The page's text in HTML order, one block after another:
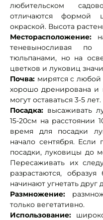
любительском
отличаются формой
окраской. Высота
Месторасположение:
теневыносливая
тюльпанами, но на
цветков и луковиц
Почва: мирятся с любой
хорошо дренирована и
могут оставаться 3-5 лет.
Посадка: высаживать
15-20см на расстоянии
время для посадки
начало сентября. Если
посадки, луковицы до
Пересаживать их
разрастаются,
начинают угнетать друг
Размножение:
только вегетативно.
Использование: